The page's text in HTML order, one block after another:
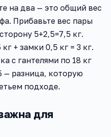
на два — это общий вес
Прибавьте вес пары
5+2,5=7,5 кг.
+ замки 0,5 кг = 3 кг.
с гантелями по 18 кг
— разница, которую
подходе.
для